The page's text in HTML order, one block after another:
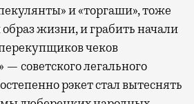
и «торгаши», тоже
образ жизни, и грабить начали
чеков
советского легального
рэкет стал вытеснять